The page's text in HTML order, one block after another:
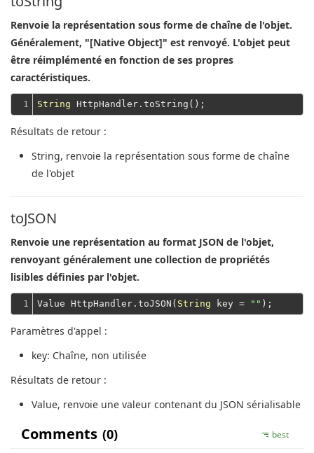
Renvoie la représentation sous forme de chaîne de l'objet.
Généralement, "[Native Object]" est renvoyé. L'objet peut
être réimplémenté en fonction de ses propres
caractéristiques.
1 String
Résultats de retour :
String, renvoie la représentation sous forme de chaîne
de l'objet
toJSON
Renvoie une représentation au format JSON de l'objet,
renvoyant généralement une collection de propriétés
lisibles définies par l'objet.
1 Value HttpHandler.toJSON( String key = ""
Paramètres d'appel :
key: Chaîne, non utilisée
Résultats de retour :
Value, renvoie une valeur contenant du JSON sérialisable